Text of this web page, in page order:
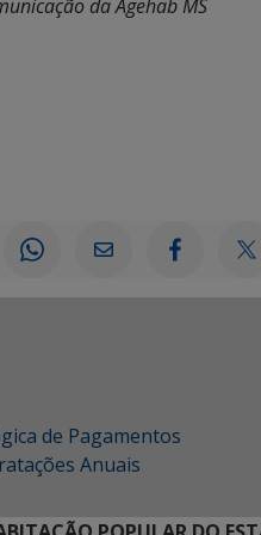
da Agehab MS
de Pagamentos
Anuais